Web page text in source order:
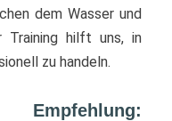
dem Wasser und
Training hilft uns, in
zu handeln.